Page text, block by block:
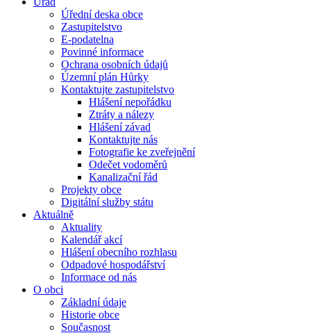
Úřední deska obce
Zastupitelstvo
E-podatelna
Povinné informace
Ochrana osobních údajů
Územní plán Hůrky
Kontaktujte zastupitelstvo
Hlášení nepořádku
Ztráty a nálezy
Hlášení závad
Kontaktujte nás
Fotografie ke zveřejnění
Odečet vodoměrů
Kanalizační řád
Projekty obce
Digitální služby státu
Aktuálně
Aktuality
Kalendář akcí
Hlášení obecního rozhlasu
Odpadové hospodářství
Informace od nás
O obci
Základní údaje
Historie obce
Současnost